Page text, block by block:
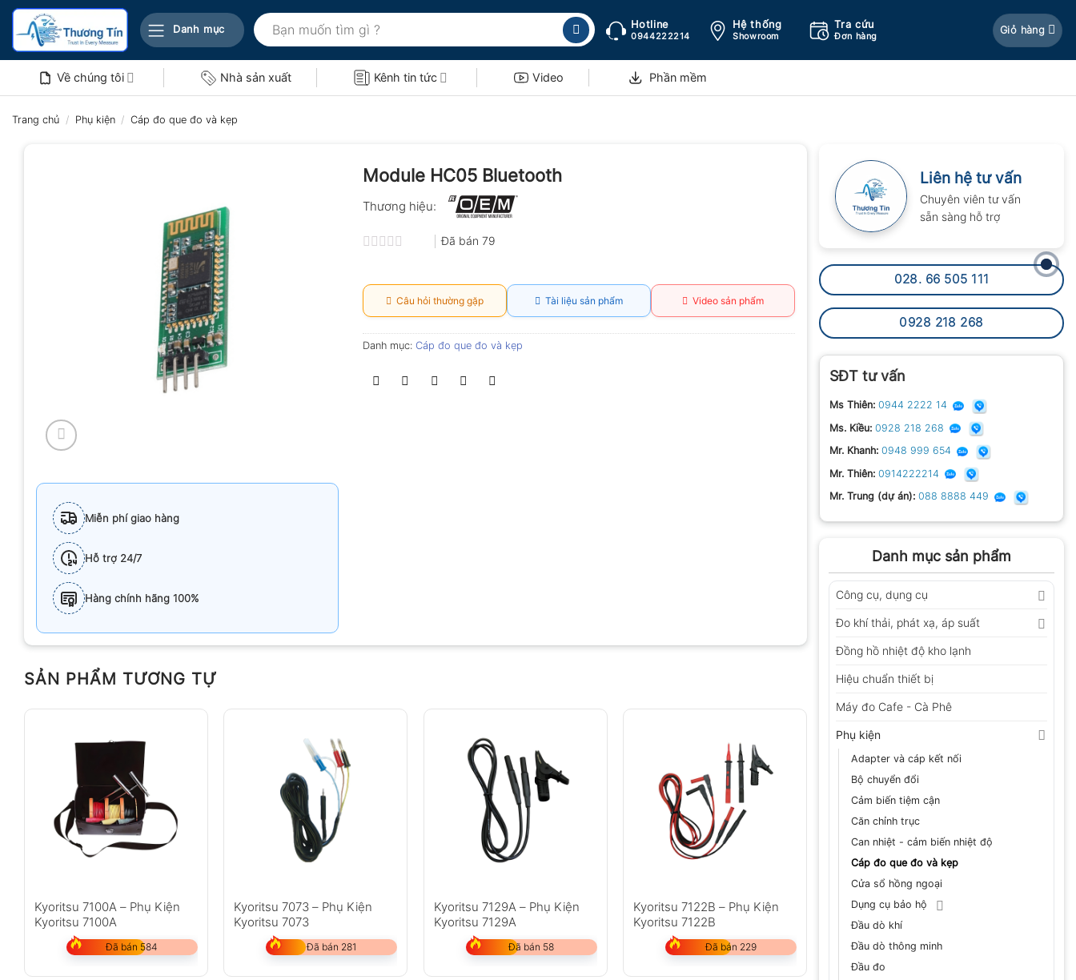
Bỏ
nội
Danh mục
Tìm
kiếm:
Hotline
0944222214
Hệ thống
Showroom
Tra cứu
Đơn hàng
Giỏ hàng
Về chúng tôi Nhà sản xuất Kênh tin tức Video Phần mềm
Trang chủ / Phụ kiện / Cáp đo que đo và kẹp
Liên hệ tư vấn
Chuyên viên tư vấn
sẵn sàng hỗ trợ
028. 66 505 111
0928 218 268
SĐT tư vấn
Ms Thiên: 0944 2222 14
Ms. Kiều: 0928 218 268
Mr. Khanh: 0948 999 654
Mr. Thiên: 0914222214
Mr. Trung (dự án): 088 8888 449
Danh mục sản phẩm
Công cụ, dụng cụ
Đo khí thải, phát xạ, áp suất
Đồng hồ nhiệt độ kho lạnh
Hiệu chuẩn thiết bị
Máy đo Cafe - Cà Phê
Phụ kiện
Adapter và cáp kết nối
Bộ chuyển đổi
Cảm biến tiệm cận
Căn chỉnh trục
Can nhiệt - cảm biến nhiệt độ
Cáp đo que đo và kẹp
Cửa sổ hồng ngoại
Dụng cụ bảo hộ
Đầu dò khí
Đầu dò thông minh
Đầu đo
Miễn phí giao hàng
Hỗ trợ 24/7
Hàng chính hãng 100%
Module HC05 Bluetooth
Thương hiệu:
hạng
5
Đã bán79
Câu hỏi thường gặp Tài liệu sản phẩm Video sản phẩm
Danh mục: Cáp đo que đo và kẹp
SẢN PHẨM TƯƠNG TỰ
Kyoritsu 7100A – Phụ Kiện
Kyoritsu 7100A
Đã bán 584
Kyoritsu 7073 – Phụ Kiện
Kyoritsu 7073
Đã bán 281
Kyoritsu 7129A – Phụ Kiện
Kyoritsu 7129A
Đã bán 58
Kyoritsu 7122B – Phụ Kiện
Kyoritsu 7122B
Đã bán 229